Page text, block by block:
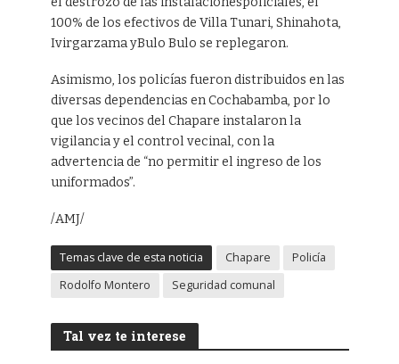
100% de los efectivos de Villa Tunari, Shinahota,
Ivirgarzama yBulo Bulo se replegaron.
Asimismo, los policías fueron distribuidos en las
diversas dependencias en Cochabamba, por lo
que los vecinos del Chapare instalaron la
vigilancia y el control vecinal, con la
advertencia de “no permitir el ingreso de los
uniformados”.
/AMJ/
Temas clave de esta noticia Chapare
Policía
Rodolfo Montero
Seguridad comunal
Tal vez te interese